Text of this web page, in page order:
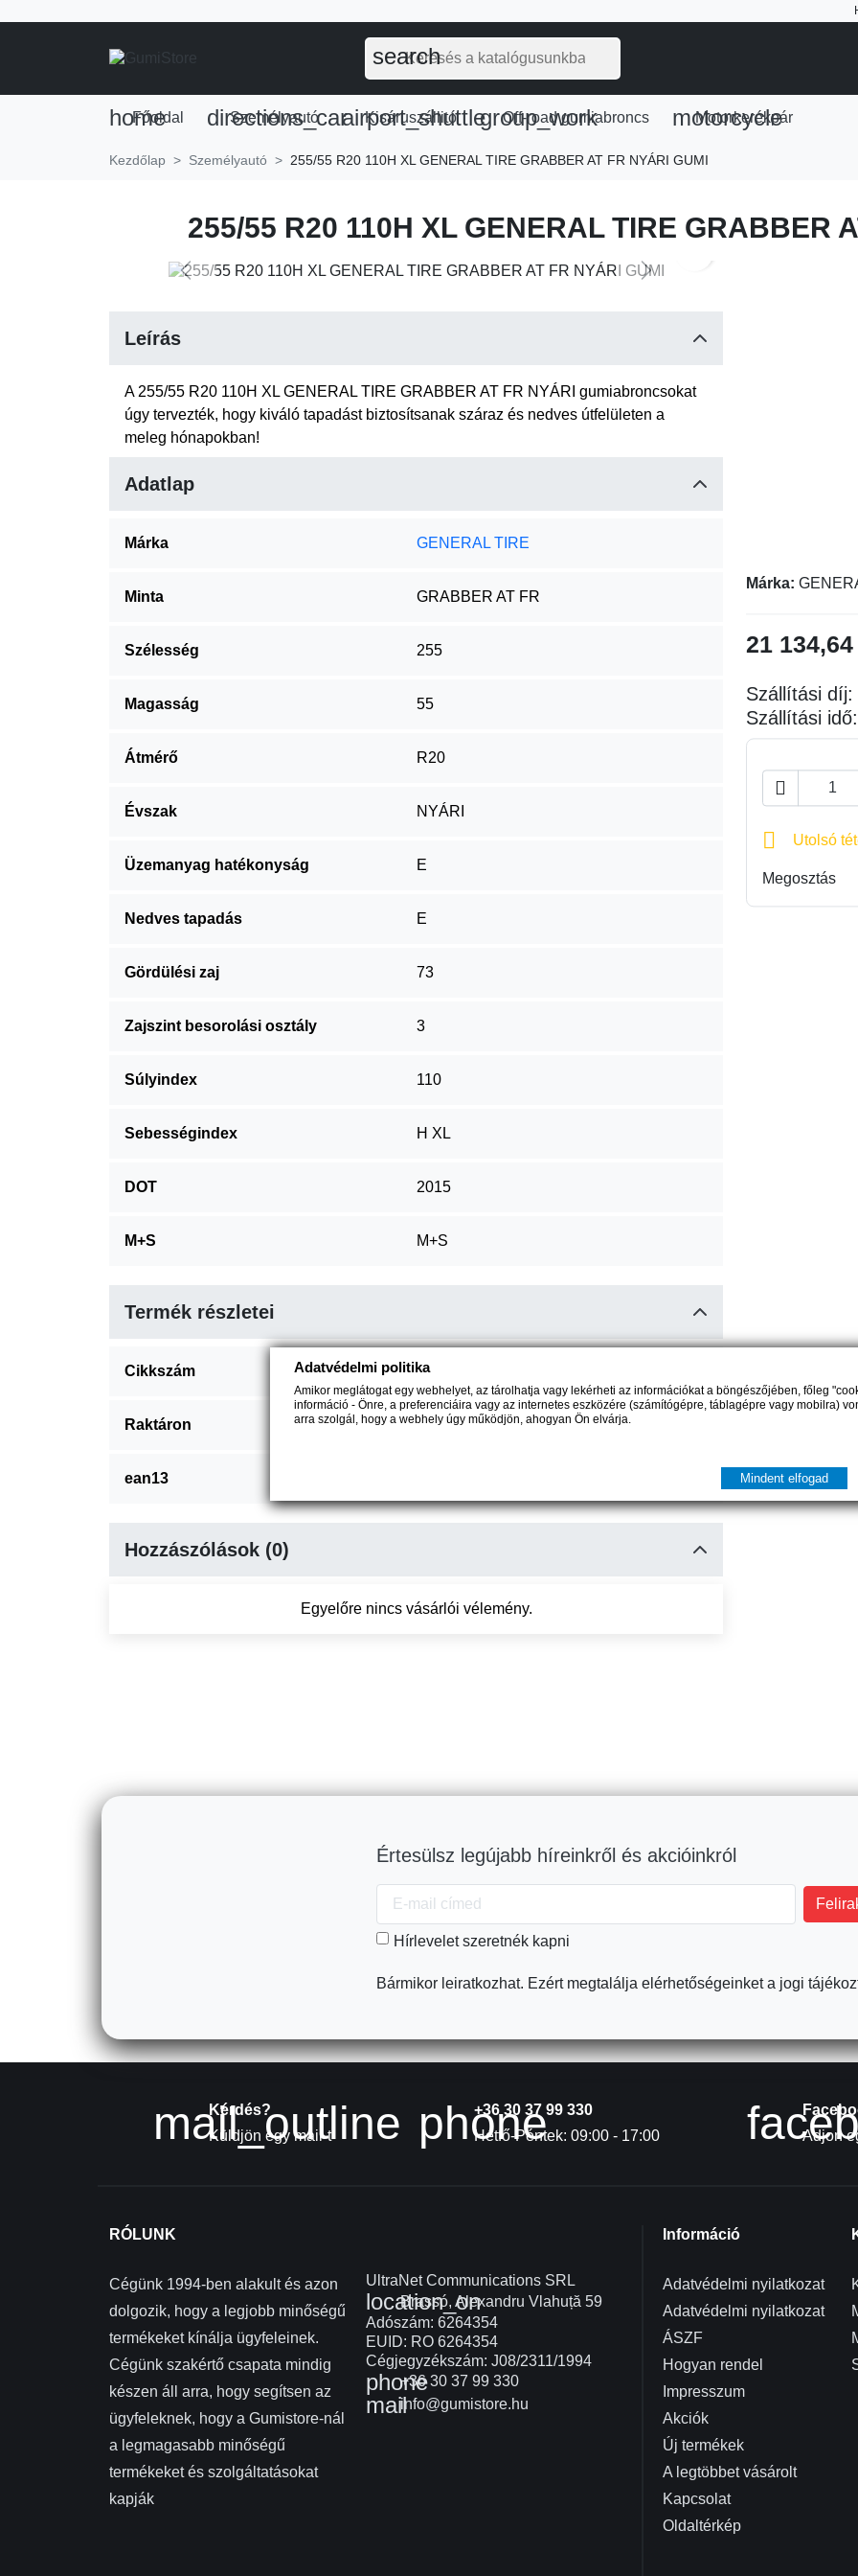
search
home
Főoldal directions_car
Személyautó airport_shuttle
Kisáruszállitó group_work
Off-road gumiabroncs motorcycle
Motorkerékpár
Kezdőlap Személyautó 255/55 R20 110H XL GENERAL TIRE GRABBER AT FR NYÁRI GUMI
255/55 R20 110H XL GENERAL TIRE GRABBER
Previous Next
Leírás
A 255/55 R20 110H XL GENERAL TIRE GRABBER AT FR NYÁRI gumiabroncsokat
úgy tervezték, hogy kiváló tapadást biztosítsanak száraz és nedves útfelületen a
meleg hónapokban!
Adatlap
Márka GENERAL TIRE
Minta GRABBER AT FR
Szélesség 255
Magasság 55
Átmérő R20
Évszak NYÁRI
Üzemanyag hatékonyság E
Nedves tapadás E
Gördülési zaj 73
Zajszint besorolási osztály 3
Súlyindex 110
Sebességindex H XL
DOT 2015
M+S M+S
Termék részletei
Cikkszám B14978
Raktáron 1 Elem
ean13
Hozzászólások (0)
Egyelőre nincs vásárlói vélemény.
Márka:
21
Szállítási
Szállítási

 Utolsó
Megosztás
Értesülsz legújabb híreinkről és akcióinkról
Hírlevelet szeretnék kapni
Bármikor leiratkozhat. Ezért megtalálja elérhetőségeinket a jogi
mail_outline
Kérdés?
Küldjön egy mail-t
phone
+36 30 37 99 330
Hétfő-Péntek: 09:00 - 17:00
Adjon
RÓLUNK
Cégünk 1994-ben alakult és azon
dolgozik, hogy a legjobb minőségű
termékeket kínálja ügyfeleinek.
Cégünk szakértő csapata mindig
készen áll arra, hogy segítsen az
ügyfeleknek, hogy a Gumistore-nál
a legmagasabb minőségű
termékeket és szolgáltatásokat
kapják
UltraNet Communications SRL
location_on
Brassó, Alexandru Vlahuță 59
Adószám: 6264354
EUID: RO 6264354
Cégjegyzékszám: J08/2311/1994
phone+36 30 37 99 330
mailinfo@gumistore.hu
Információ
Adatvédelmi nyilatkozat
Adatvédelmi nyilatkozat
ÁSZF
Hogyan rendel
Impresszum
Akciók
Új termékek
A legtöbbet vásárolt
Kapcsolat
Oldaltérkép
Adatvédelmi politika
Amikor meglátogat egy webhelyet, az tárolhatja vagy lekérheti az információkat a böngészőjében, főleg
információ - Önre, a preferenciáira vagy az internetes eszközére (számítógépre, táblagépre vagy mobilra)
arra szolgál, hogy a webhely úgy működjön, ahogyan Ön elvárja.
Mindent elfogad